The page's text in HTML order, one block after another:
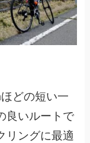
どの短い一
良いルートで
リングに最適